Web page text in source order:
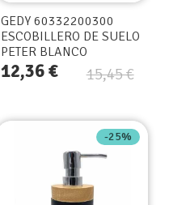
GEDY 60332200300
ESCOBILLERO DE SUELO
PETER BLANCO
15,45 €
12,36 €
-25%